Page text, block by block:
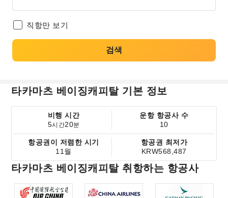
직항만 보기
검색
타카마츠 베이징캐피탈 기본 정보
비행 시간
5시간20분
운항 항공사 수
10
항공권이 저렴한 시기
11월
항공권 최저가
KRW568,487
타카마츠 베이징캐피탈 취항하는 항공사